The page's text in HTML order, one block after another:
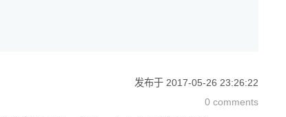
发布于 2017-05-26 23:26:22
0 comments